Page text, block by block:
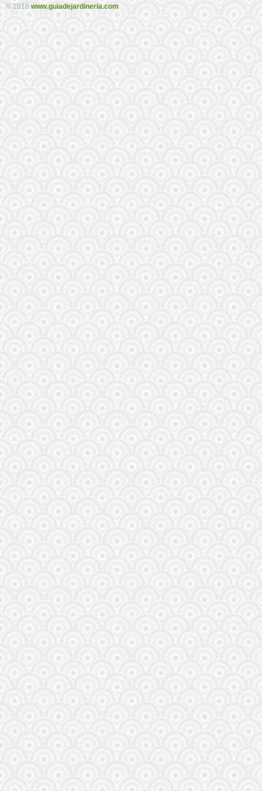
© 2016 www.guiadejardineria.com